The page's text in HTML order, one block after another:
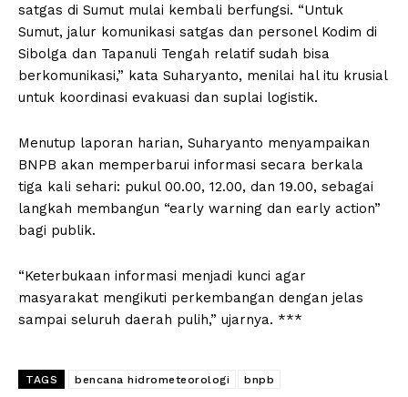
satgas di Sumut mulai kembali berfungsi. “Untuk
Sumut, jalur komunikasi satgas dan personel Kodim di
Sibolga dan Tapanuli Tengah relatif sudah bisa
berkomunikasi,” kata Suharyanto, menilai hal itu krusial
untuk koordinasi evakuasi dan suplai logistik.
Menutup laporan harian, Suharyanto menyampaikan
BNPB akan memperbarui informasi secara berkala
tiga kali sehari: pukul 00.00, 12.00, dan 19.00, sebagai
langkah membangun “early warning dan early action”
bagi publik.
“Keterbukaan informasi menjadi kunci agar
masyarakat mengikuti perkembangan dengan jelas
sampai seluruh daerah pulih,” ujarnya. ***
TAGS bencana hidrometeorologi bnpb